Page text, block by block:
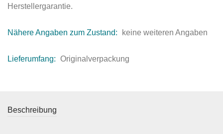
Herstellergarantie.
Nähere Angaben zum Zustand: keine weiteren Angaben
Lieferumfang: Originalverpackung
Beschreibung